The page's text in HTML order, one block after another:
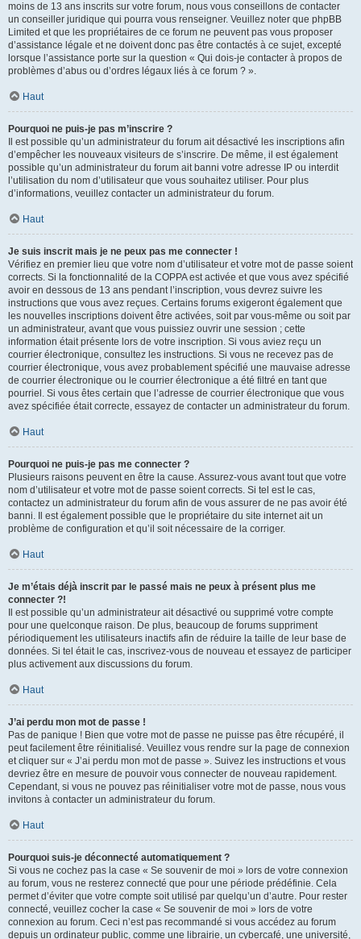
moins de 13 ans inscrits sur votre forum, nous vous conseillons de contacter
un conseiller juridique qui pourra vous renseigner. Veuillez noter que phpBB
Limited et que les propriétaires de ce forum ne peuvent pas vous proposer
d’assistance légale et ne doivent donc pas être contactés à ce sujet, excepté
lorsque l’assistance porte sur la question « Qui dois-je contacter à propos de
problèmes d’abus ou d’ordres légaux liés à ce forum ? ».
Haut
Pourquoi ne puis-je pas m’inscrire ?
Il est possible qu’un administrateur du forum ait désactivé les inscriptions afin
d’empêcher les nouveaux visiteurs de s’inscrire. De même, il est également
possible qu’un administrateur du forum ait banni votre adresse IP ou interdit
l’utilisation du nom d’utilisateur que vous souhaitez utiliser. Pour plus
d’informations, veuillez contacter un administrateur du forum.
Haut
Je suis inscrit mais je ne peux pas me connecter !
Vérifiez en premier lieu que votre nom d’utilisateur et votre mot de passe soient
corrects. Si la fonctionnalité de la COPPA est activée et que vous avez spécifié
avoir en dessous de 13 ans pendant l’inscription, vous devrez suivre les
instructions que vous avez reçues. Certains forums exigeront également que
les nouvelles inscriptions doivent être activées, soit par vous-même ou soit par
un administrateur, avant que vous puissiez ouvrir une session ; cette
information était présente lors de votre inscription. Si vous aviez reçu un
courrier électronique, consultez les instructions. Si vous ne recevez pas de
courrier électronique, vous avez probablement spécifié une mauvaise adresse
de courrier électronique ou le courrier électronique a été filtré en tant que
pourriel. Si vous êtes certain que l’adresse de courrier électronique que vous
avez spécifiée était correcte, essayez de contacter un administrateur du forum.
Haut
Pourquoi ne puis-je pas me connecter ?
Plusieurs raisons peuvent en être la cause. Assurez-vous avant tout que votre
nom d’utilisateur et votre mot de passe soient corrects. Si tel est le cas,
contactez un administrateur du forum afin de vous assurer de ne pas avoir été
banni. Il est également possible que le propriétaire du site internet ait un
problème de configuration et qu’il soit nécessaire de la corriger.
Haut
Je m’étais déjà inscrit par le passé mais ne peux à présent plus me
connecter ?!
Il est possible qu’un administrateur ait désactivé ou supprimé votre compte
pour une quelconque raison. De plus, beaucoup de forums suppriment
périodiquement les utilisateurs inactifs afin de réduire la taille de leur base de
données. Si tel était le cas, inscrivez-vous de nouveau et essayez de participer
plus activement aux discussions du forum.
Haut
J’ai perdu mon mot de passe !
Pas de panique ! Bien que votre mot de passe ne puisse pas être récupéré, il
peut facilement être réinitialisé. Veuillez vous rendre sur la page de connexion
et cliquer sur « J’ai perdu mon mot de passe ». Suivez les instructions et vous
devriez être en mesure de pouvoir vous connecter de nouveau rapidement.
Cependant, si vous ne pouvez pas réinitialiser votre mot de passe, nous vous
invitons à contacter un administrateur du forum.
Haut
Pourquoi suis-je déconnecté automatiquement ?
Si vous ne cochez pas la case « Se souvenir de moi » lors de votre connexion
au forum, vous ne resterez connecté que pour une période prédéfinie. Cela
permet d’éviter que votre compte soit utilisé par quelqu’un d’autre. Pour rester
connecté, veuillez cocher la case « Se souvenir de moi » lors de votre
connexion au forum. Ceci n’est pas recommandé si vous accédez au forum
depuis un ordinateur public, comme une librairie, un cybercafé, une université,